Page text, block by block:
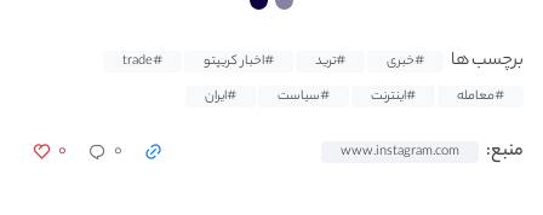
برچسب ها #خبری #ترید #اخبار کریپتو
#trade
#معامله
#اینترنت #سیاست #ایران
منبع: www.instagram.com ۰ ۰